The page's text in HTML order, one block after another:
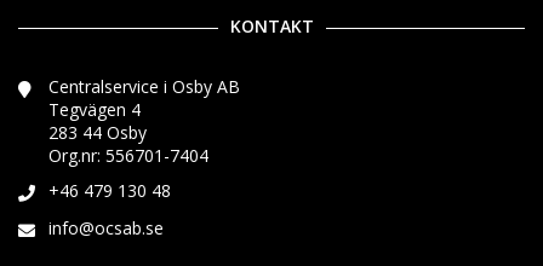
KONTAKT
Centralservice i Osby AB
Tegvägen 4
283 44 Osby
Org.nr: 556701-7404
+46 479 130 48
info@ocsab.se